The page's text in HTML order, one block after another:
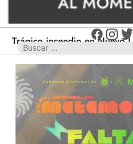
incendio en Nuevo